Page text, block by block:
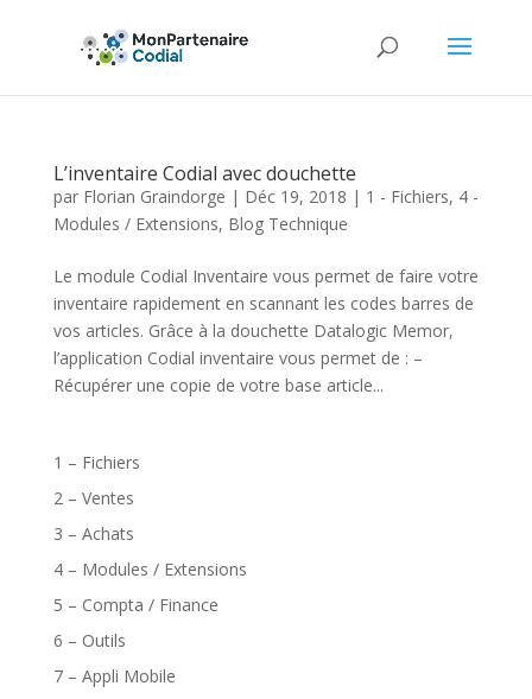
L’inventaire Codial avec douchette
par Florian Graindorge | Déc 19, 2018 | 1 - Fichiers, 4 -
Modules / Extensions, Blog Technique
Le module Codial Inventaire vous permet de faire votre
inventaire rapidement en scannant les codes barres de
vos articles. Grâce à la douchette Datalogic Memor,
l’application Codial inventaire vous permet de : –
Récupérer une copie de votre base article...
1 – Fichiers
2 – Ventes
3 – Achats
4 – Modules / Extensions
5 – Compta / Finance
6 – Outils
7 – Appli Mobile